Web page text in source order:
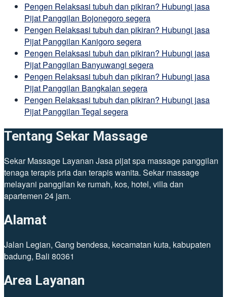
Pengen Relaksasi tubuh dan pikiran? Hubungi jasa
Pijat Panggilan Bojonegoro segera
Pengen Relaksasi tubuh dan pikiran? Hubungi jasa
Pijat Panggilan Kanigoro segera
Pengen Relaksasi tubuh dan pikiran? Hubungi jasa
Pijat Panggilan Banyuwangi segera
Pengen Relaksasi tubuh dan pikiran? Hubungi jasa
Pijat Panggilan Bangkalan segera
Pengen Relaksasi tubuh dan pikiran? Hubungi jasa
Pijat Panggilan Tegal segera
Tentang Sekar Massage
Sekar Massage Layanan Jasa pijat spa massage panggilan
tenaga terapis pria dan terapis wanita. Sekar massage
melayani panggilan ke rumah, kos, hotel, villa dan
apartemen 24 jam.
Alamat
Jalan Legian, Gang bendesa, kecamatan kuta, kabupaten
badung, Bali 80361
Area Layanan